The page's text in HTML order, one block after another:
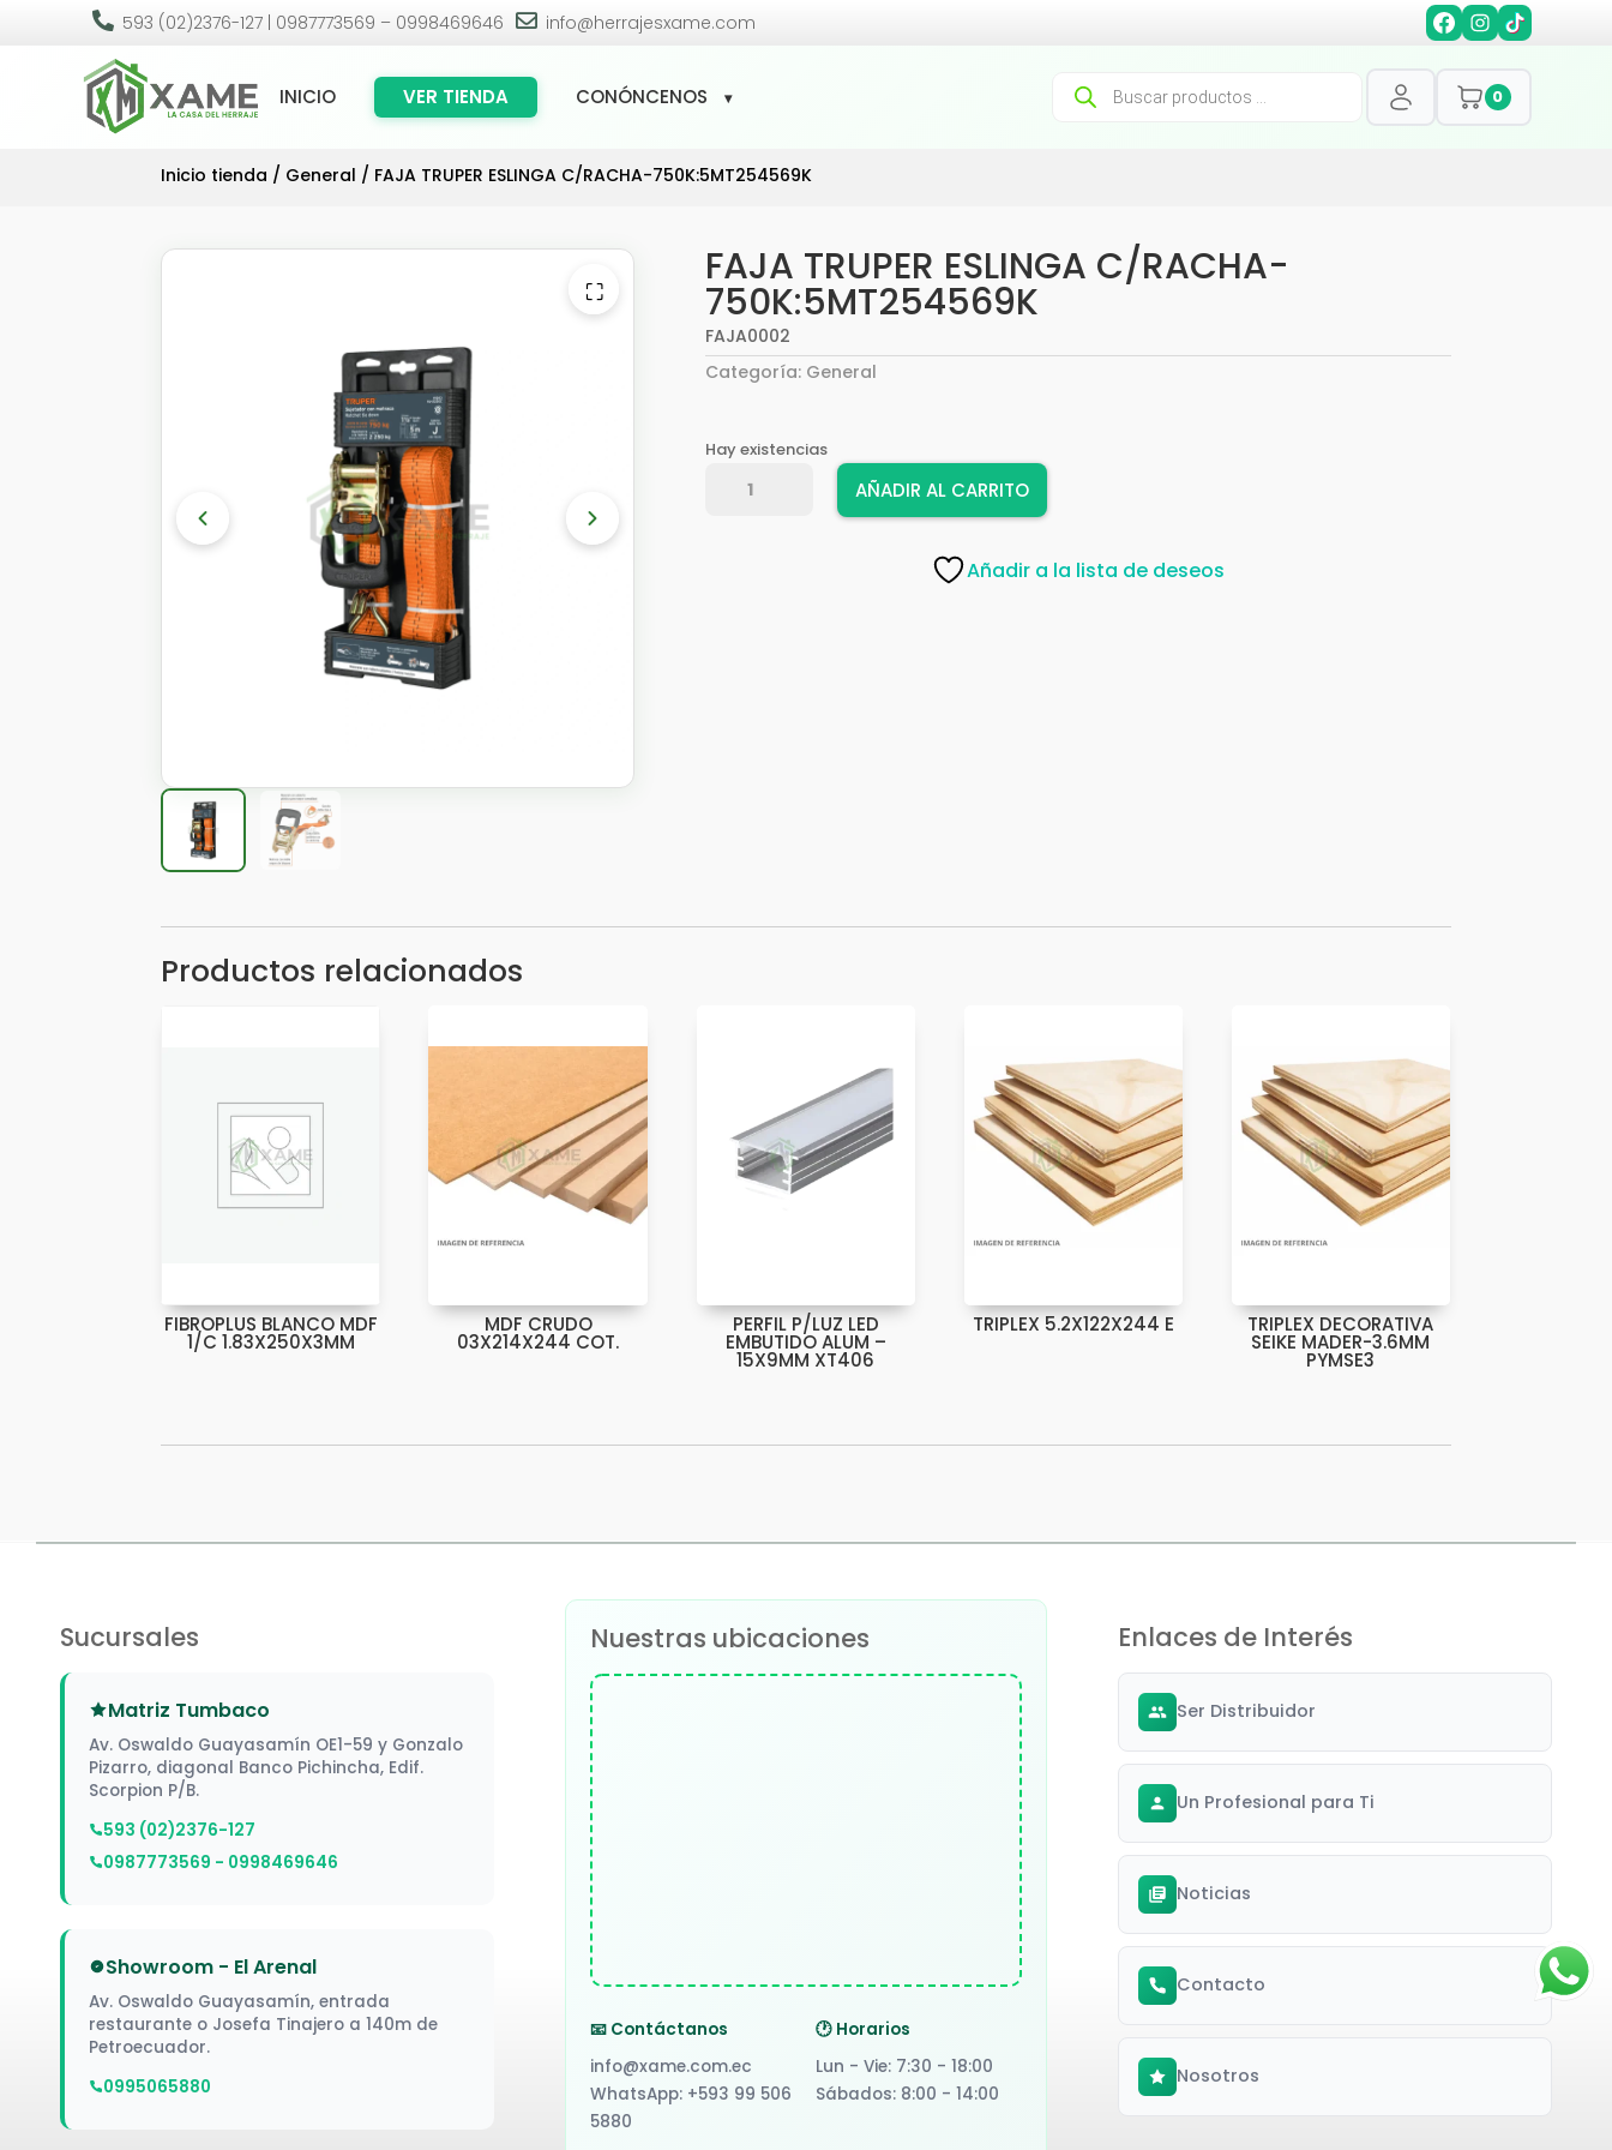
 593 (02)2376-127 | 0987773569 – 0998469646  info@herrajesxame.com
INICIO VER TIENDA CONÓNCENOS
Búsqueda
productos
0
Inicio tienda / General / FAJA TRUPER ESLINGA C/RACHA-750K:5MT254569K
⛶ FAJA TRUPER ESLINGA C/RACHA-
750K:5MT254569K
FAJA0002
Categoría: General
Hay existencias
TRUPER
AÑADIR AL CARRITO
Añadir a la lista de deseos
Productos relacionados
FIBROPLUS BLANCO MDF
1/C 1.83X250X3MM
MDF CRUDO
03X214X244 COT.
PERFIL P/LUZ LED
EMBUTIDO ALUM –
15X9MM XT406
TRIPLEX 5.2X122X244 E TRIPLEX DECORATIVA
SEIKE MADER-3.6MM
PYMSE3
Sucursales
Matriz Tumbaco
Av. Oswaldo Guayasamín OE1-59 y Gonzalo
Pizarro, diagonal Banco Pichincha, Edif.
Scorpion P/B.
593 (02)2376-127
0987773569 - 0998469646
Showroom - El Arenal
Av. Oswaldo Guayasamín, entrada
restaurante o Josefa Tinajero a 140m de
Petroecuador.
0995065880
Nuestras ubicaciones
📧 Contáctanos
info@xame.com.ec
WhatsApp: +593 99 506
5880
🕐 Horarios
Lun - Vie: 7:30 - 18:00
Sábados: 8:00 - 14:00
Enlaces de Interés
Ser Distribuidor
Un Profesional para Ti
Noticias
Contacto
Nosotros